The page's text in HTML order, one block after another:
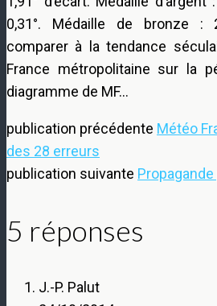
0,31°. Médaille de bronze :
comparer à la tendance
France métropolitaine sur la
diagramme de MF…
publication précédente Météo
des 28 erreurs
publication suivante
5 réponses
J.-P. Palut